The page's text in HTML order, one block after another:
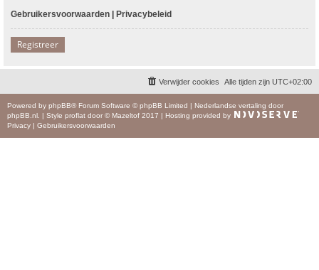
Gebruikersvoorwaarden | Privacybeleid
Registreer
Alle tijden zijn UTC+02:00
Verwijder cookies
Powered by phpBB® Forum Software © phpBB Limited | Nederlandse vertaling door
phpBB.nl
| Style proflat door © Mazeltof 2017 | Hosting provided by
Privacy | Gebruikersvoorwaarden